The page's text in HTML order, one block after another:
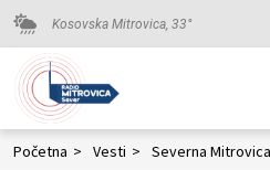
Kosovska Mitrovica, 33°
Početna > Vesti >